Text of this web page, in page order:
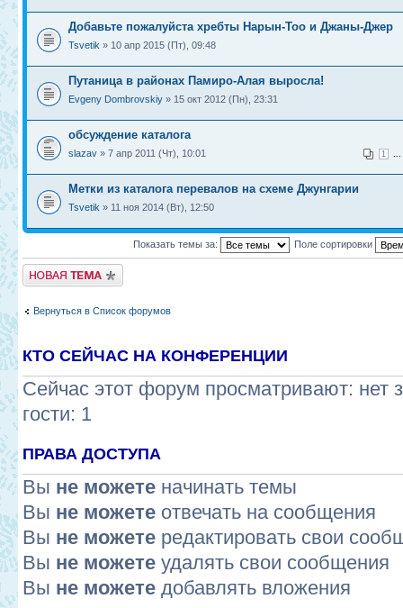
Добавьте пожалуйста хребты Нарын-Тоо и Джаны-Джер
Tsvetik » 10 апр 2015 (Пт), 09:48
Путаница в районах Памиро-Алая выросла!
Evgeny Dombrovskiy » 15 окт 2012 (Пн), 23:31
обсуждение каталога
1
slazav » 7 апр 2011 (Чт), 10:01
Метки из каталога перевалов на схеме Джунгарии
Tsvetik » 11 ноя 2014 (Вт), 12:50
Показать темы за: Поле сортировки
Новая тема
Вернуться в Список форумов
КТО СЕЙЧАС НА КОНФЕРЕНЦИИ
Сейчас этот форум просматривают: нет
гости: 1
ПРАВА ДОСТУПА
Вы не можете начинать темы
Вы не можете отвечать на сообщения
Вы не можете редактировать свои
Вы не можете удалять свои сообщения
Вы не можете добавлять вложения